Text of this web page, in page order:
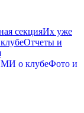
секцияИх уже
Отчеты и
о клубеФото и